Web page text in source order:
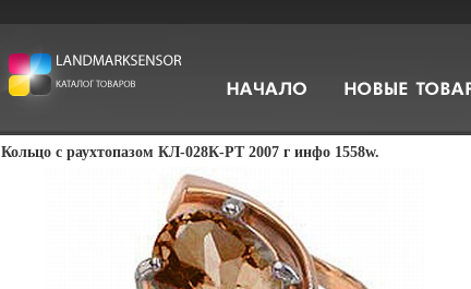
Кольцо с раухтопазом КЛ-028К-РТ 2007 г инфо 1558w.